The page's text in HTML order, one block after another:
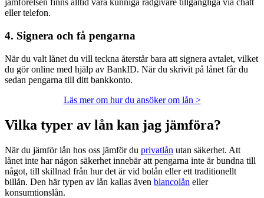
jämförelsen finns alltid våra kunniga rådgivare tillgängliga via chatt
eller telefon.
4. Signera och få pengarna
När du valt lånet du vill teckna återstår bara att signera avtalet, vilket
du gör online med hjälp av BankID. När du skrivit på lånet får du
sedan pengarna till ditt bankkonto.
Läs mer om hur du ansöker om lån >
Vilka typer av lån kan jag jämföra?
När du jämför lån hos oss jämför du privatlån utan säkerhet. Att
lånet inte har någon säkerhet innebär att pengarna inte är bundna till
något, till skillnad från hur det är vid bolån eller ett traditionellt
billån. Den här typen av lån kallas även blancolån eller
konsumtionslån.